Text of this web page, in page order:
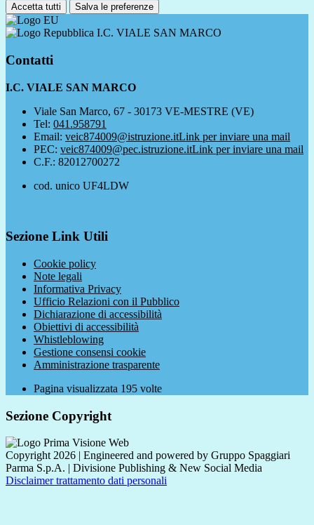
Accetta tutti Salva le preferenze
I.C. VIALE SAN MARCO
Contatti
I.C. VIALE SAN MARCO
Viale San Marco, 67 - 30173 VE-MESTRE (VE)
Tel: 041.958791
Email: veic874009@istruzione.itLink per inviare una mail
PEC: veic874009@pec.istruzione.itLink per inviare una mail
C.F.: 82012700272
cod. unico UF4LDW
Sezione Link Utili
Cookie policy
Note legali
Informativa Privacy
Ufficio Relazioni con il Pubblico
Dichiarazione di accessibilità
Obiettivi di accessibilità
Whistleblowing
Gestione consensi cookie
Amministrazione trasparente
Pagina visualizzata 195 volte
Sezione Copyright
Copyright 2026 | Engineered and powered by Gruppo Spaggiari
Parma S.p.A. | Divisione Publishing & New Social Media
Disclaimer trattamento dati personali